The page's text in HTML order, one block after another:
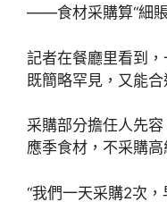
——食材采購算“細賬
記者在餐廳里看到
既簡略罕見，又能合
采購部分擔任人先
應季食材，不采購高
“我們一天采購2次